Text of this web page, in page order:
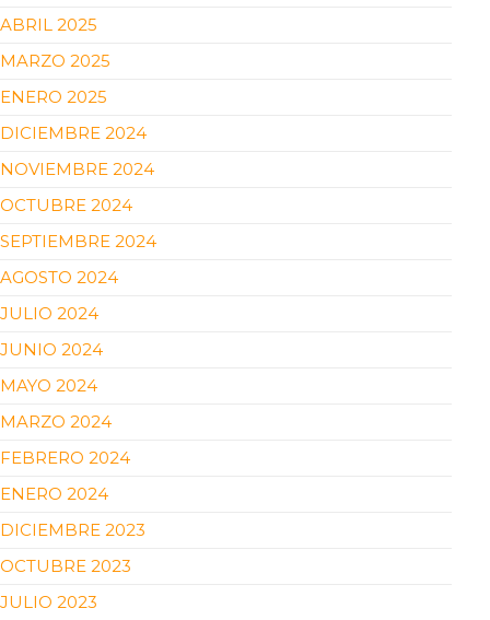
ABRIL 2025
MARZO 2025
ENERO 2025
DICIEMBRE 2024
NOVIEMBRE 2024
OCTUBRE 2024
SEPTIEMBRE 2024
AGOSTO 2024
JULIO 2024
JUNIO 2024
MAYO 2024
MARZO 2024
FEBRERO 2024
ENERO 2024
DICIEMBRE 2023
OCTUBRE 2023
JULIO 2023